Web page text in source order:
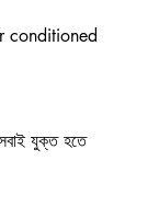
conditioned
যুক্ত হতে